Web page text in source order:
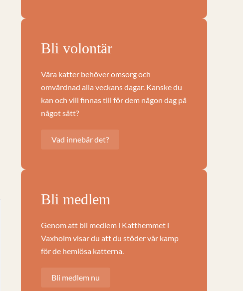
Bli volontär
Våra katter behöver omsorg och
omvårdnad alla veckans dagar. Kanske du
kan och vill finnas till för dem någon dag på
något sätt?
Vad innebär det?
Bli medlem
Genom att bli medlem i Katthemmet i
Vaxholm visar du att du stöder vår kamp
för de hemlösa katterna.
Bli medlem nu